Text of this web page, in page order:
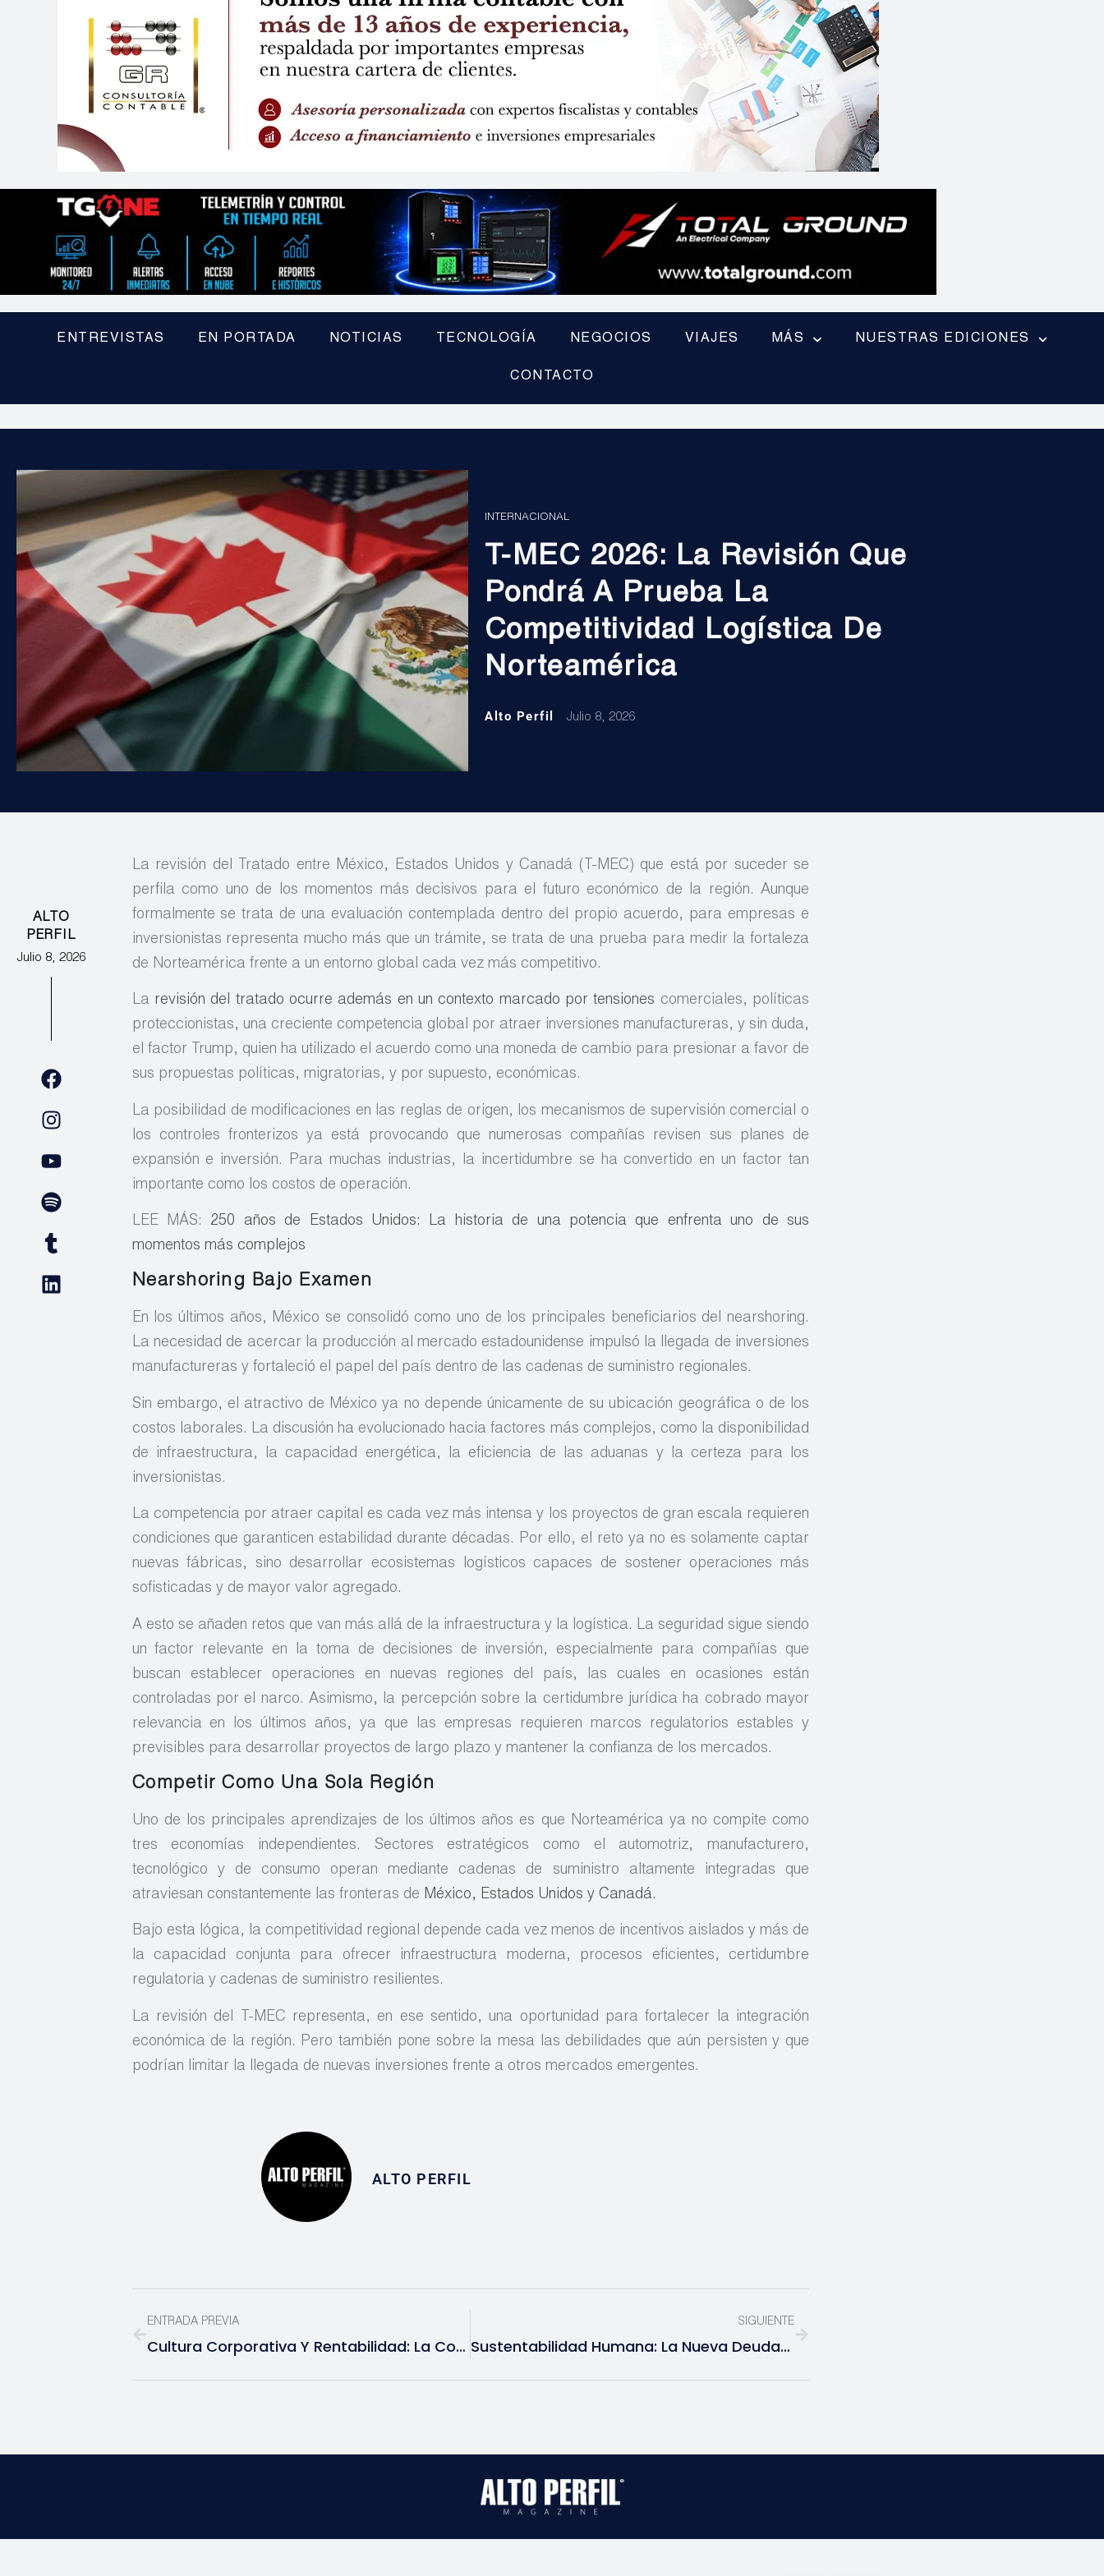
ENTREVISTAS EN PORTADA NOTICIAS TECNOLOGÍA NEGOCIOS VIAJES MÁS NUESTRAS EDICIONES
CONTACTO
INTERNACIONAL
T-MEC 2026: La Revisión Que
Pondrá A Prueba La
Competitividad Logística De
Norteamérica
Alto Perfil Julio 8, 2026
ALTO
PERFIL
Julio 8, 2026
La revisión del Tratado entre México, Estados Unidos y Canadá (T-MEC) que está por suceder se
perfila como uno de los momentos más decisivos para el futuro económico de la región. Aunque
formalmente se trata de una evaluación contemplada dentro del propio acuerdo, para empresas e
inversionistas representa mucho más que un trámite, se trata de una prueba para medir la fortaleza
de Norteamérica frente a un entorno global cada vez más competitivo.
La revisión del tratado ocurre además en un contexto marcado por tensiones comerciales, políticas
proteccionistas, una creciente competencia global por atraer inversiones manufactureras, y sin duda,
el factor Trump, quien ha utilizado el acuerdo como una moneda de cambio para presionar a favor de
sus propuestas políticas, migratorias, y por supuesto, económicas.
La posibilidad de modificaciones en las reglas de origen, los mecanismos de supervisión comercial o
los controles fronterizos ya está provocando que numerosas compañías revisen sus planes de
expansión e inversión. Para muchas industrias, la incertidumbre se ha convertido en un factor tan
importante como los costos de operación.
LEE MÁS: 250 años de Estados Unidos: La historia de una potencia que enfrenta uno de sus
momentos más complejos
Nearshoring Bajo Examen
En los últimos años, México se consolidó como uno de los principales beneficiarios del nearshoring.
La necesidad de acercar la producción al mercado estadounidense impulsó la llegada de inversiones
manufactureras y fortaleció el papel del país dentro de las cadenas de suministro regionales.
Sin embargo, el atractivo de México ya no depende únicamente de su ubicación geográfica o de los
costos laborales. La discusión ha evolucionado hacia factores más complejos, como la disponibilidad
de infraestructura, la capacidad energética, la eficiencia de las aduanas y la certeza para los
inversionistas.
La competencia por atraer capital es cada vez más intensa y los proyectos de gran escala requieren
condiciones que garanticen estabilidad durante décadas. Por ello, el reto ya no es solamente captar
nuevas fábricas, sino desarrollar ecosistemas logísticos capaces de sostener operaciones más
sofisticadas y de mayor valor agregado.
A esto se añaden retos que van más allá de la infraestructura y la logística. La seguridad sigue siendo
un factor relevante en la toma de decisiones de inversión, especialmente para compañías que
buscan establecer operaciones en nuevas regiones del país, las cuales en ocasiones están
controladas por el narco. Asimismo, la percepción sobre la certidumbre jurídica ha cobrado mayor
relevancia en los últimos años, ya que las empresas requieren marcos regulatorios estables y
previsibles para desarrollar proyectos de largo plazo y mantener la confianza de los mercados.
Competir Como Una Sola Región
Uno de los principales aprendizajes de los últimos años es que Norteamérica ya no compite como
tres economías independientes. Sectores estratégicos como el automotriz, manufacturero,
tecnológico y de consumo operan mediante cadenas de suministro altamente integradas que
atraviesan constantemente las fronteras de México, Estados Unidos y Canadá.
Bajo esta lógica, la competitividad regional depende cada vez menos de incentivos aislados y más de
la capacidad conjunta para ofrecer infraestructura moderna, procesos eficientes, certidumbre
regulatoria y cadenas de suministro resilientes.
La revisión del T-MEC representa, en ese sentido, una oportunidad para fortalecer la integración
económica de la región. Pero también pone sobre la mesa las debilidades que aún persisten y que
podrían limitar la llegada de nuevas inversiones frente a otros mercados emergentes.
ALTO PERFIL
ENTRADA PREVIA
Cultura Corporativa Y Rentabilidad: La Conexión Que Muchas Empresas Ignoran
SIGUIENTE
Sustentabilidad Humana: La Nueva Deuda De Las Empresas